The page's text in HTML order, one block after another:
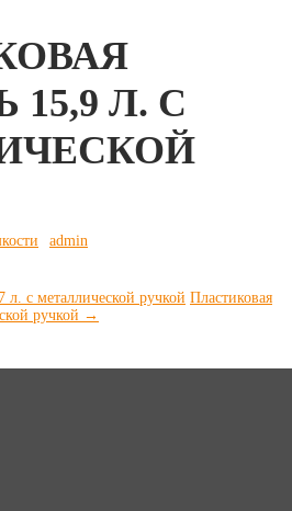
Л. С
admin
л. с металлической ручкой Пластиковая
ручкой →